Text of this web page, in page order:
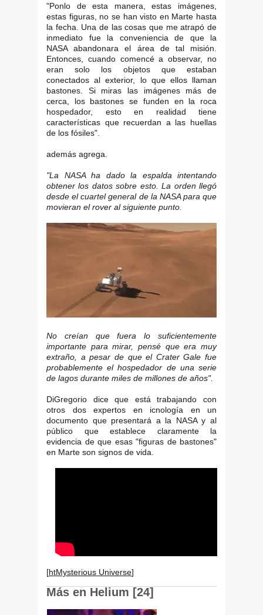
"Ponlo de esta manera, estas imágenes,
estas figuras, no se han visto en Marte hasta
la fecha. Una de las cosas que me atrapó de
inmediato fue la conveniencia de que la
NASA abandonara el área de tal misión.
Entonces, cuando comencé a observar, no
eran solo los objetos que estaban
conectados al exterior, lo que ellos llaman
bastones. Si miras las imágenes más de
cerca, los bastones se funden en la roca
hospedador, esto en realidad tiene
características que recuerdan a las huellas
de los fósiles".
además agrega.
"La NASA ha dado la espalda intentando
obtener los datos sobre esto. La orden llegó
desde el cuartel general de la NASA para que
movieran el rover al siguiente punto.
No creían que fuera lo suficientemente
importante para mirar, pensé que era muy
extraño, a pesar de que el Crater Gale fue
probablemente el hospedador de una serie
de lagos durante miles de millones de años".
DiGregorio dice que está trabajando con
otros dos expertos en icnología en un
documento que presentará a la NASA y al
público que establece claramente la
evidencia de que esas "figuras de bastones"
en Marte son signos de vida.
[htMysterious Universe]
Más en Helium [24]